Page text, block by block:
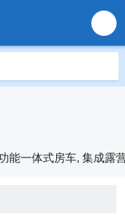
能一体式房车, 集成露